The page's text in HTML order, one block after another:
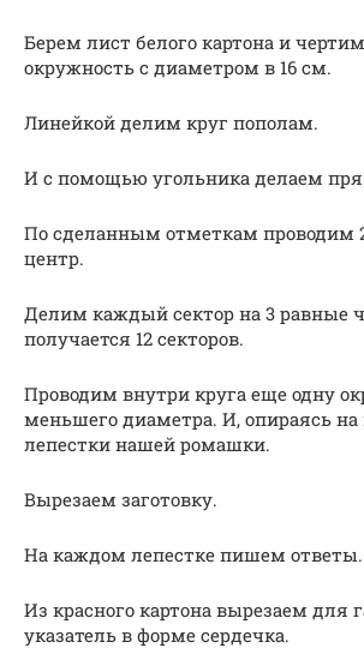
Берем лист белого картона и
окружность с диаметром в 16 см.
Линейкой делим круг пополам.
И с помощью угольника делаем
По сделанным отметкам проводим
центр.
Делим каждый сектор на 3 равные
получается 12 секторов.
Проводим внутри круга еще одну
меньшего диаметра. И, опираясь на
лепестки нашей ромашки.
Вырезаем заготовку.
На каждом лепестке пишем ответы.
Из красного картона вырезаем для
указатель в форме сердечка.